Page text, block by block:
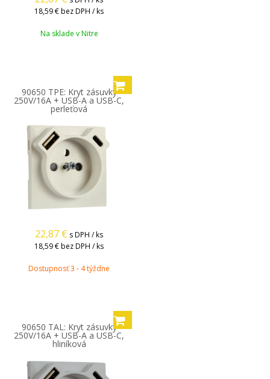
18,59 €bez DPH / ks
Na sklade v Nitre
90650 TPE: Kryt zásuvky
250V/16A + USB-A a USB-C,
perleťová
22,87 € s DPH / ks
18,59 €bez DPH / ks
Dostupnosť 3 - 4 týždne
90650 TAL: Kryt zásuvky
250V/16A + USB-A a USB-C,
hliníková